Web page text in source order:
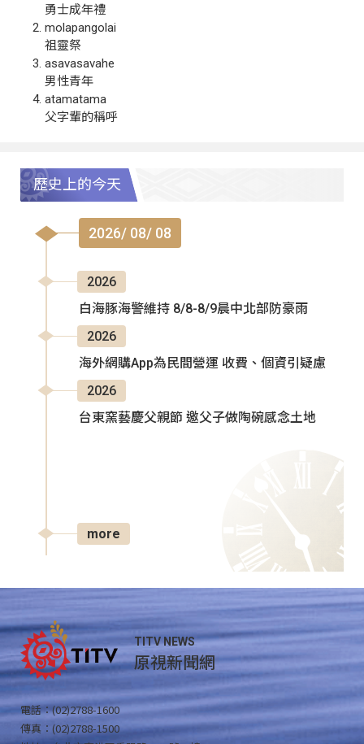
勇士成年禮
molapangolai
祖靈祭
asavasavahe
男性青年
atamatama
父字輩的稱呼
歷史上的今天
2026/ 08/ 08
2026
白海豚海警維持 8/8-8/9晨中北部防豪雨
2026
海外網購App為民間營運 收費、個資引疑慮
2026
台東窯藝慶父親節 邀父子做陶碗感念土地
more
TITV NEWS
原視新聞網
電話：(02)2788-1600
傳真：(02)2788-1500